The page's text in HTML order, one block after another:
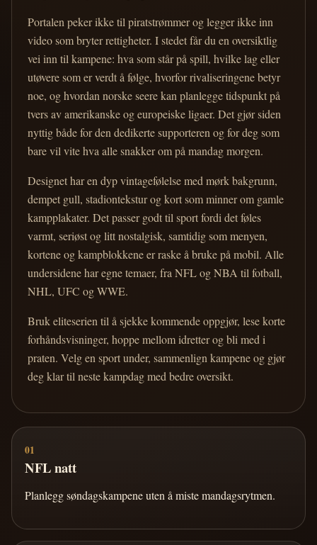
Portalen peker ikke til piratstrømmer og legger ikke inn
video som bryter rettigheter. I stedet får du en oversiktlig
vei inn til kampene: hva som står på spill, hvilke lag eller
utøvere som er verdt å følge, hvorfor rivaliseringene betyr
noe, og hvordan norske seere kan planlegge tidspunkt på
tvers av amerikanske og europeiske ligaer. Det gjør siden
nyttig både for den dedikerte supporteren og for deg som
bare vil vite hva alle snakker om på mandag morgen.
Designet har en dyp vintagefølelse med mørk bakgrunn,
dempet gull, stadiontekstur og kort som minner om gamle
kampplakater. Det passer godt til sport fordi det føles
varmt, seriøst og litt nostalgisk, samtidig som menyen,
kortene og kampblokkene er raske å bruke på mobil. Alle
undersidene har egne temaer, fra NFL og NBA til fotball,
NHL, UFC og WWE.
Bruk eliteserien til å sjekke kommende oppgjør, lese korte
forhåndsvisninger, hoppe mellom idretter og bli med i
praten. Velg en sport under, sammenlign kampene og gjør
deg klar til neste kampdag med bedre oversikt.
01
NFL natt
Planlegg søndagskampene uten å miste mandagsrytmen.